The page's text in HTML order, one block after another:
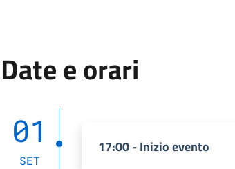
Date e orari
01
SET
17:00 - Inizio evento